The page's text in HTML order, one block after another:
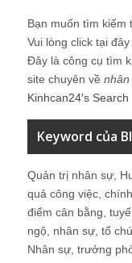
Bạn muốn tìm kiếm
Vui lòng click tại
Đây là công cụ tìm
site chuyên về
Kinhcan24′s Search
Keyword của
Quản trị nhân sự,
quả công việc,
điểm cân bằng,
ngộ, nhân sự, tổ
Nhân sự, trưởng